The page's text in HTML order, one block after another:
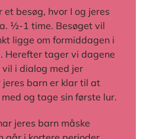
et besøg, hvor I og jeres
½-1 time. Besøget vil
ligge om formiddagen i
Herefter tager vi dagene
i dialog med jer
barn er klar til at
og tage sin første lur.
jeres barn måske